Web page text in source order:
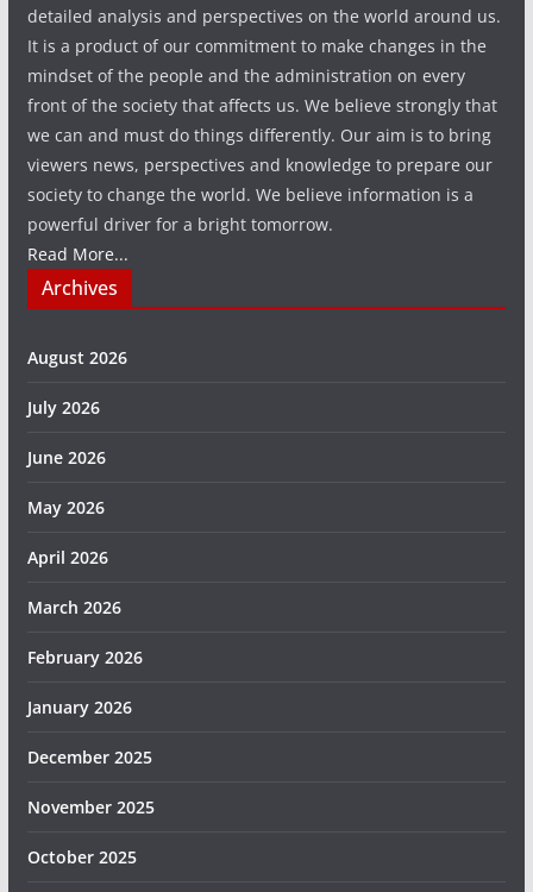
detailed analysis and perspectives on the world around us.
It is a product of our commitment to make changes in the
mindset of the people and the administration on every
front of the society that affects us. We believe strongly that
we can and must do things differently. Our aim is to bring
viewers news, perspectives and knowledge to prepare our
society to change the world. We believe information is a
powerful driver for a bright tomorrow.
Read More...
Archives
August 2026
July 2026
June 2026
May 2026
April 2026
March 2026
February 2026
January 2026
December 2025
November 2025
October 2025